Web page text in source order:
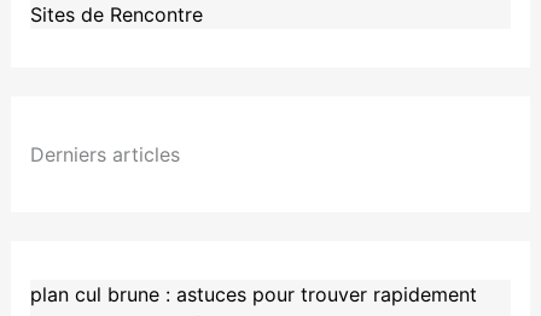
Sites de Rencontre
Derniers articles
plan cul brune : astuces pour trouver rapidement